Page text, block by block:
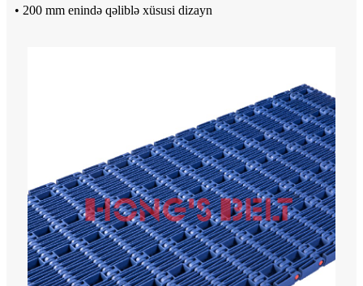
• 200 mm enində qəliblə xüsusi dizayn